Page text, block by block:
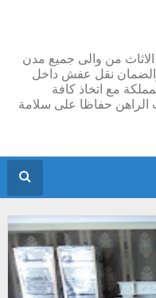
من والى جميع مدن
والضمان نقل عفش داخل
مع اتخاذ كافة
الراهن حفاظا على سلامة